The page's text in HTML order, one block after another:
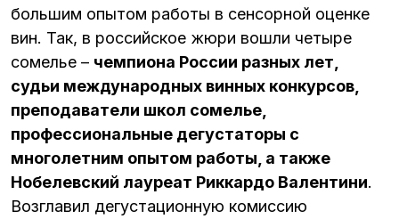
большим опытом работы в сенсорной оценке
вин. Так, в российское жюри вошли четыре
сомелье – чемпиона России разных лет,
судьи международных винных конкурсов,
преподаватели школ сомелье,
профессиональные дегустаторы с
многолетним опытом работы, а также
Нобелевский лауреат Риккардо Валентини.
Возглавил дегустационную комиссию